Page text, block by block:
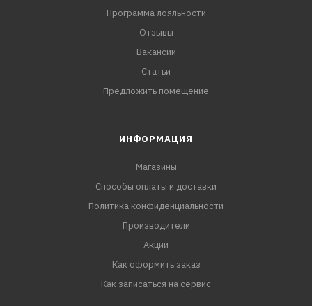
Программа лояльности
Отзывы
Вакансии
Статьи
Предложить помещение
ИНФОРМАЦИЯ
Магазины
Способы оплаты и доставки
Политика конфиденциальности
Производители
Акции
Как оформить заказ
Как записаться на сервис